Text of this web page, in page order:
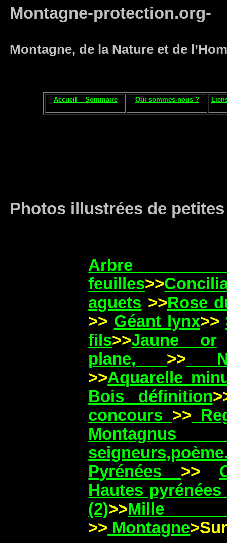
Montagne-protection.org-
Montagne, de la Nature et de
Accueil Sommaire Qui sommes-nous ?
Photos illustrées de
feuilles>>
aguets >>Rose
>> Géant lynx>>
fils>>Jaune or
plane, >>
>>Aquarelle
Bois définition
concours >>
Pyrénées >>
Hautes
(2)>>Mille
>> Montagne